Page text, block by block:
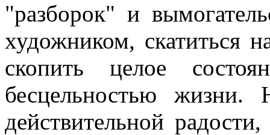
"разборок" и
художником, скатиться
скопить целое
бесцельностью жизни.
действительной